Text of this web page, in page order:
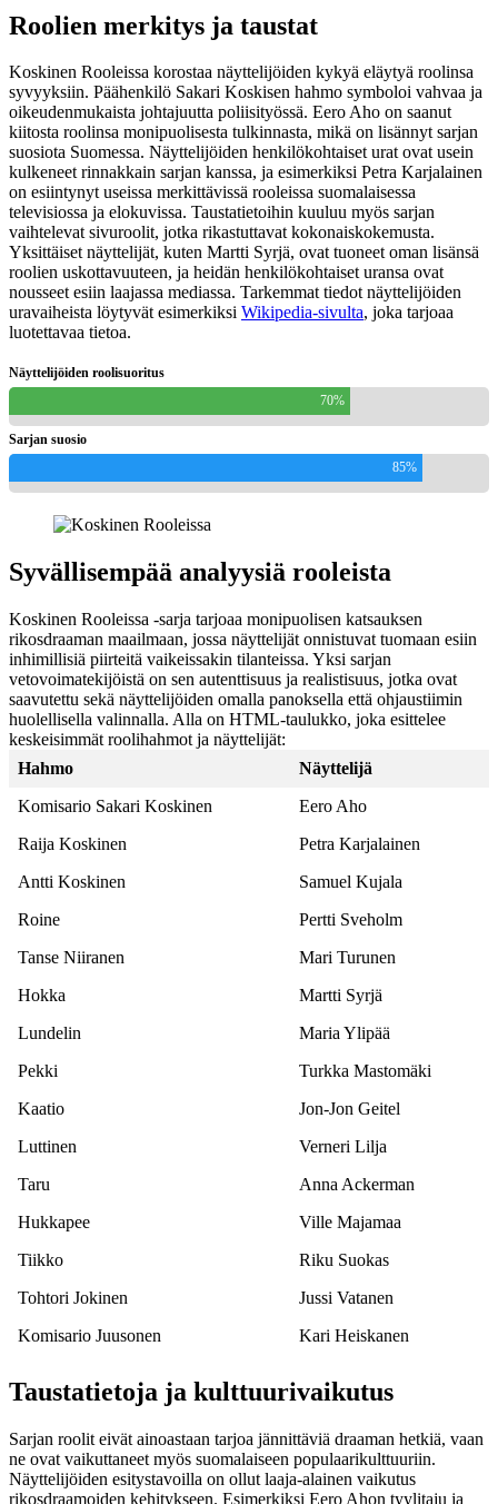
Roolien merkitys ja taustat
Koskinen Rooleissa korostaa näyttelijöiden kykyä eläytyä roolinsa
syvyyksiin. Päähenkilö Sakari Koskisen hahmo symboloi vahvaa ja
oikeudenmukaista johtajuutta poliisityössä. Eero Aho on saanut
kiitosta roolinsa monipuolisesta tulkinnasta, mikä on lisännyt sarjan
suosiota Suomessa. Näyttelijöiden henkilökohtaiset urat ovat usein
kulkeneet rinnakkain sarjan kanssa, ja esimerkiksi Petra Karjalainen
on esiintynyt useissa merkittävissä rooleissa suomalaisessa
televisiossa ja elokuvissa. Taustatietoihin kuuluu myös sarjan
vaihtelevat sivuroolit, jotka rikastuttavat kokonaiskokemusta.
Yksittäiset näyttelijät, kuten Martti Syrjä, ovat tuoneet oman lisänsä
roolien uskottavuuteen, ja heidän henkilökohtaiset uransa ovat
nousseet esiin laajassa mediassa. Tarkemmat tiedot näyttelijöiden
uravaiheista löytyvät esimerkiksi Wikipedia-sivulta, joka tarjoaa
luotettavaa tietoa.
Näyttelijöiden roolisuoritus
70%
Sarjan suosio
85%
Syvällisempää analyysiä rooleista
Koskinen Rooleissa -sarja tarjoaa monipuolisen katsauksen
rikosdraaman maailmaan, jossa näyttelijät onnistuvat tuomaan esiin
inhimillisiä piirteitä vaikeissakin tilanteissa. Yksi sarjan
vetovoimatekijöistä on sen autenttisuus ja realistisuus, jotka ovat
saavutettu sekä näyttelijöiden omalla panoksella että ohjaustiimin
huolellisella valinnalla. Alla on HTML-taulukko, joka esittelee
keskeisimmät roolihahmot ja näyttelijät:
Hahmo
Näyttelijä
Komisario Sakari Koskinen
Eero Aho
Raija Koskinen
Petra Karjalainen
Antti Koskinen
Samuel Kujala
Roine
Pertti Sveholm
Tanse Niiranen
Mari Turunen
Hokka
Martti Syrjä
Lundelin
Maria Ylipää
Pekki
Turkka Mastomäki
Kaatio
Jon-Jon Geitel
Luttinen
Verneri Lilja
Taru
Anna Ackerman
Hukkapee
Ville Majamaa
Tiikko
Riku Suokas
Tohtori Jokinen
Jussi Vatanen
Komisario Juusonen
Kari Heiskanen
Taustatietoja ja kulttuurivaikutus
Sarjan roolit eivät ainoastaan tarjoa jännittäviä draaman hetkiä, vaan
ne ovat vaikuttaneet myös suomalaiseen populaarikulttuuriin.
Näyttelijöiden esitystavoilla on ollut laaja-alainen vaikutus
rikosdraamoiden kehitykseen. Esimerkiksi Eero Ahon tyylitaju ja